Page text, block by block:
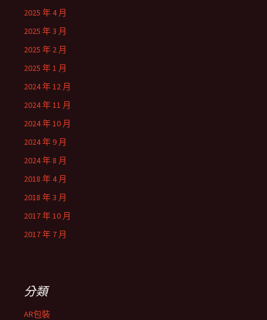
2025 年 4 月
2025 年 3 月
2025 年 2 月
2025 年 1 月
2024 年 12 月
2024 年 11 月
2024 年 10 月
2024 年 9 月
2024 年 8 月
2018 年 4 月
2018 年 3 月
2017 年 10 月
2017 年 7 月
分類
AR包裝